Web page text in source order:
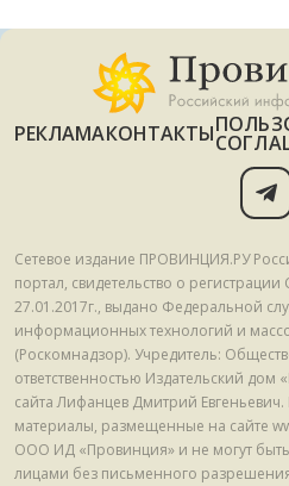
РЕКЛАМАКОНТАКТЫ
Сетевое издание ПРОВИНЦИЯ.РУ
портал, свидетельство о
27.01.2017г., выдано Федеральной
информационных технологий и
(Роскомнадзор). Учредитель:
ответственностью Издательский
сайта Лифанцев Дмитрий
материалы, размещенные на сайте
ООО ИД «Провинция» и не могут
лицами без письменного